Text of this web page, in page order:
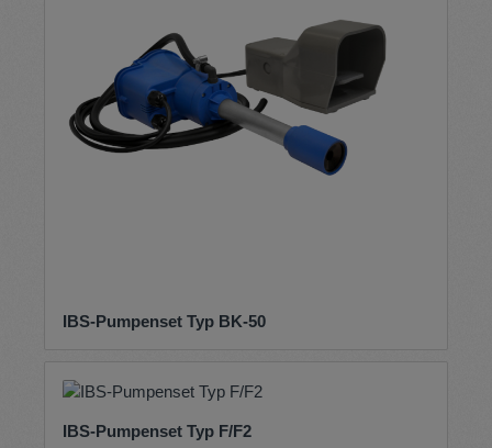
IBS-Pumpenset Typ BK-50
IBS-Pumpenset Typ F/F2